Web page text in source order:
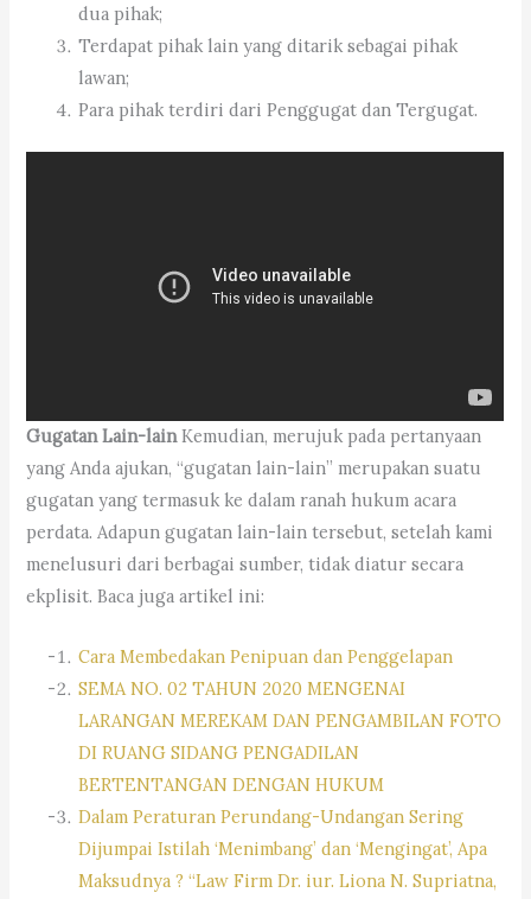
dua pihak;
Terdapat pihak lain yang ditarik sebagai pihak
lawan;
Para pihak terdiri dari Penggugat dan Tergugat.
Gugatan Lain-lainKemudian, merujuk pada pertanyaan
yang Anda ajukan, “gugatan lain-lain” merupakan suatu
gugatan yang termasuk ke dalam ranah hukum acara
perdata. Adapun gugatan lain-lain tersebut, setelah kami
menelusuri dari berbagai sumber, tidak diatur secara
ekplisit. Baca juga artikel ini:
Cara Membedakan Penipuan dan Penggelapan
SEMA NO. 02 TAHUN 2020 MENGENAI
LARANGAN MEREKAM DAN PENGAMBILAN FOTO
DI RUANG SIDANG PENGADILAN
BERTENTANGAN DENGAN HUKUM
Dalam Peraturan Perundang-Undangan Sering
Dijumpai Istilah ‘Menimbang’ dan ‘Mengingat’, Apa
Maksudnya ? “Law Firm Dr. iur. Liona N. Supriatna,